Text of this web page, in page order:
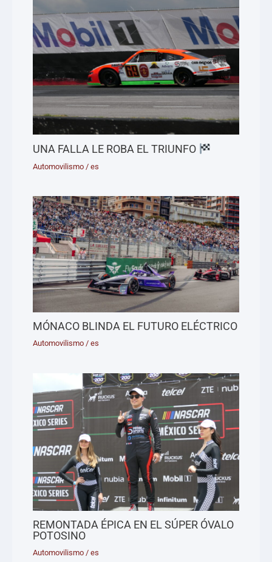
UNA FALLA LE ROBA EL TRIUNFO
Automovilismo /es
MÓNACO BLINDA EL FUTURO ELÉCTRICO
Automovilismo /es
REMONTADA ÉPICA EN EL SÚPER ÓVALO
POTOSINO
Automovilismo /es